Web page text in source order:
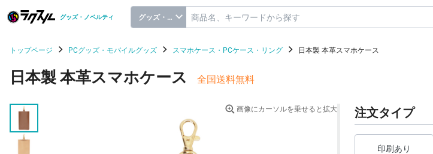
グッズ・ノベルティ グッズ・ノベルティ
トップページ PCグッズ・モバイルグッズ スマホケース・PCケース・リング 日本製 本革スマホケース
日本製 本革スマホケース 全国送料無料
画像にカーソルを乗せると拡大 注文タイプ
印刷あり